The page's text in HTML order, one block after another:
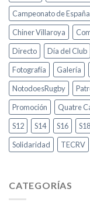
Campeonato de España
Chiner Villaroya
Directo
Día del Club
Fotografía
Galería
NotodoesRugby
Promoción
Quatre
S12
S14 S16 S18
Solidaridad
TECRV
CATEGORÍAS